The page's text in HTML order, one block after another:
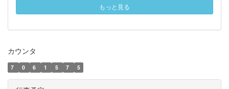
もっと見る
カウンタ
7 0 6 1 5 7 5